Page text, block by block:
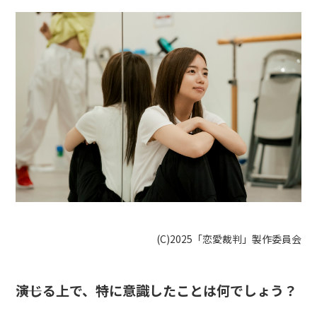
(C)2025「恋愛裁判」製作委員会
――演じる上で、特に意識したことは何でしょう？